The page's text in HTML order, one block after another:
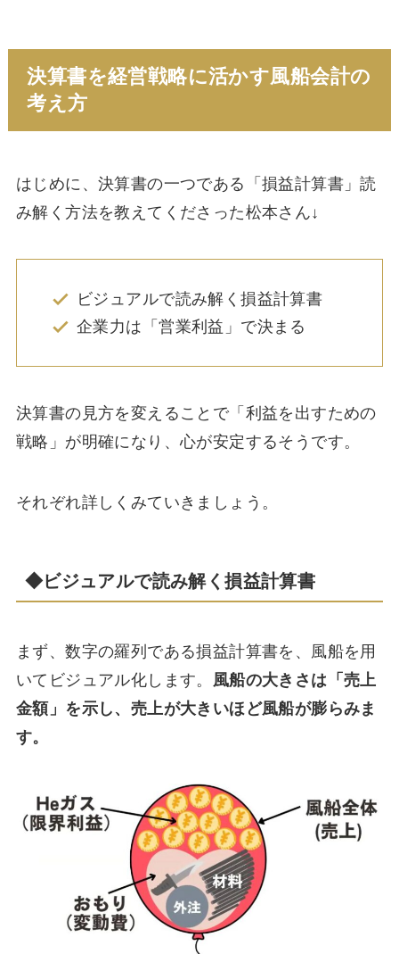
決算書を経営戦略に活かす風船会計の
考え方
はじめに、決算書の一つである「損益計算書」読
み解く方法を教えてくださった松本さん↓
ビジュアルで読み解く損益計算書
企業力は「営業利益」で決まる
決算書の見方を変えることで「利益を出すための
戦略」が明確になり、心が安定するそうです。
それぞれ詳しくみていきましょう。
◆ビジュアルで読み解く損益計算書
まず、数字の羅列である損益計算書を、風船を用
いてビジュアル化します。 風船の大きさは「売上
金額」を示し、売上が大きいほど風船が膨らみま
す。